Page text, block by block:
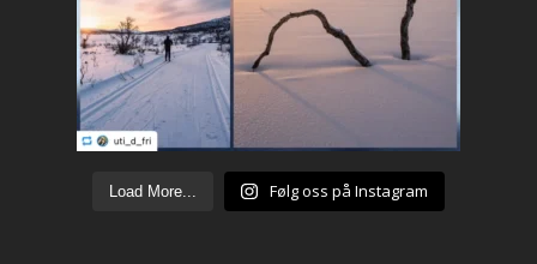
Load More... Følg oss på Instagram